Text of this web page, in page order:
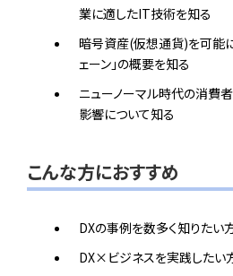
業に適したIT技術を知る
暗号資産(仮想通貨)を可能
ェーン」の概要を知る
ニューノーマル時代の消費
影響について知る
こんな方におすすめ
DXの事例を数多く知りたい
DX×ビジネスを実践したい